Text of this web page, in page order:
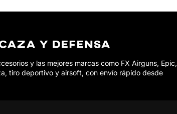
y las mejores marcas como FX Airguns, Epic,
tiro deportivo y airsoft, con envío rápido desde